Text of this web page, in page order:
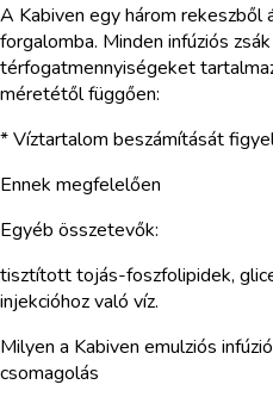
A Kabiven egy három rekeszből
forgalomba. Minden infúziós
térfogatmennyiségeket
méretétől függően:
* Víztartalom beszámítását
Ennek megfelelően
Egyéb összetevők:
tisztított tojás-foszfolipidek,
injekcióhoz való víz.
Milyen a Kabiven emulziós
csomagolás